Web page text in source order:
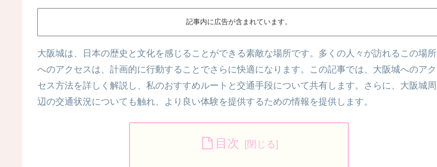
記事内に広告が含まれています。
大阪城は、日本の歴史と文化を感じることができる素敵な場所です。多くの人々が訪れるこの場所
へのアクセスは、計画的に行動することでさらに快適になります。この記事では、大阪城へのアク
セス方法を詳しく解説し、私のおすすめルートと交通手段について共有します。さらに、大阪城周
辺の交通状況についても触れ、より良い体験を提供するための情報を提供します。
目次